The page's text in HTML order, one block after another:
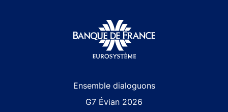
Ensemble dialoguons
G7 Évian 2026